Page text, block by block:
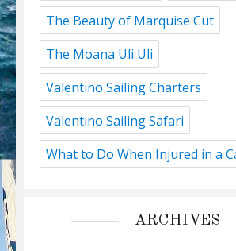
The Beauty of Marquise Cut
The Moana Uli Uli
Valentino Sailing Charters
Valentino Sailing Safari
What to Do When Injured in a
ARCHIVES